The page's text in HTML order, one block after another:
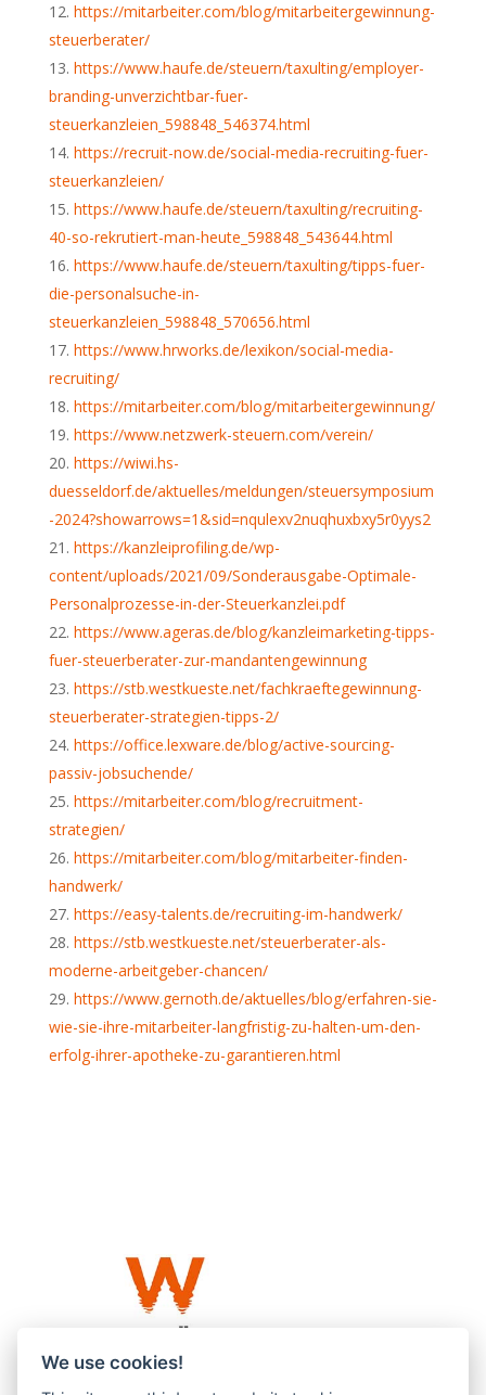
https://mitarbeiter.com/blog/mitarbeitergewinnung-
steuerberater/
https://www.haufe.de/steuern/taxulting/employer-
branding-unverzichtbar-fuer-
steuerkanzleien_598848_546374.html
https://recruit-now.de/social-media-recruiting-fuer-
steuerkanzleien/
https://www.haufe.de/steuern/taxulting/recruiting-
40-so-rekrutiert-man-heute_598848_543644.html
https://www.haufe.de/steuern/taxulting/tipps-fuer-
die-personalsuche-in-
steuerkanzleien_598848_570656.html
https://www.hrworks.de/lexikon/social-media-
recruiting/
https://mitarbeiter.com/blog/mitarbeitergewinnung/
https://www.netzwerk-steuern.com/verein/
https://wiwi.hs-
duesseldorf.de/aktuelles/meldungen/steuersymposium
-2024?showarrows=1&sid=nqulexv2nuqhuxbxy5r0yys2
https://kanzleiprofiling.de/wp-
content/uploads/2021/09/Sonderausgabe-Optimale-
Personalprozesse-in-der-Steuerkanzlei.pdf
https://www.ageras.de/blog/kanzleimarketing-tipps-
fuer-steuerberater-zur-mandantengewinnung
https://stb.westkueste.net/fachkraeftegewinnung-
steuerberater-strategien-tipps-2/
https://office.lexware.de/blog/active-sourcing-
passiv-jobsuchende/
https://mitarbeiter.com/blog/recruitment-
strategien/
https://mitarbeiter.com/blog/mitarbeiter-finden-
handwerk/
https://easy-talents.de/recruiting-im-handwerk/
https://stb.westkueste.net/steuerberater-als-
moderne-arbeitgeber-chancen/
https://www.gernoth.de/aktuelles/blog/erfahren-sie-
wie-sie-ihre-mitarbeiter-langfristig-zu-halten-um-den-
erfolg-ihrer-apotheke-zu-garantieren.html
We use cookies!